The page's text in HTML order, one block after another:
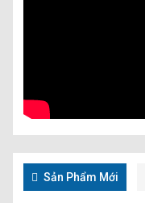
Sản Phẩm Mới